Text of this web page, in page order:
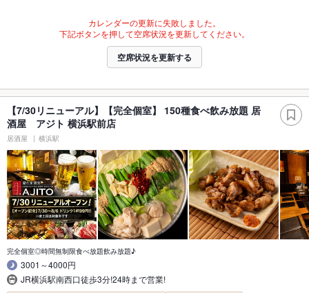
カレンダーの更新に失敗しました。
下記ボタンを押して空席状況を更新してください。
空席状況を更新する
【7/30リニューアル】【完全個室】 150種食べ飲み放題 居
酒屋 アジト 横浜駅前店
居酒屋 横浜駅
完全個室◎時間無制限食べ放題飲み放題♪
3001～4000円
JR横浜駅南西口徒歩3分!24時まで営業!